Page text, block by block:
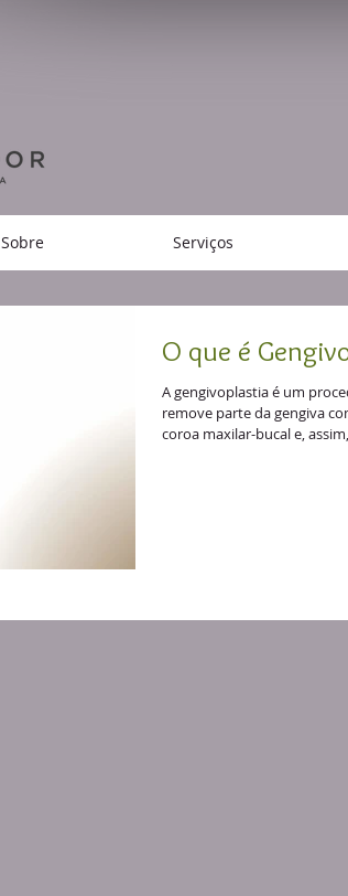
Sobre Serviços
O que é
A gengivoplastia é um
remove parte da gengiva
coroa maxilar-bucal e,